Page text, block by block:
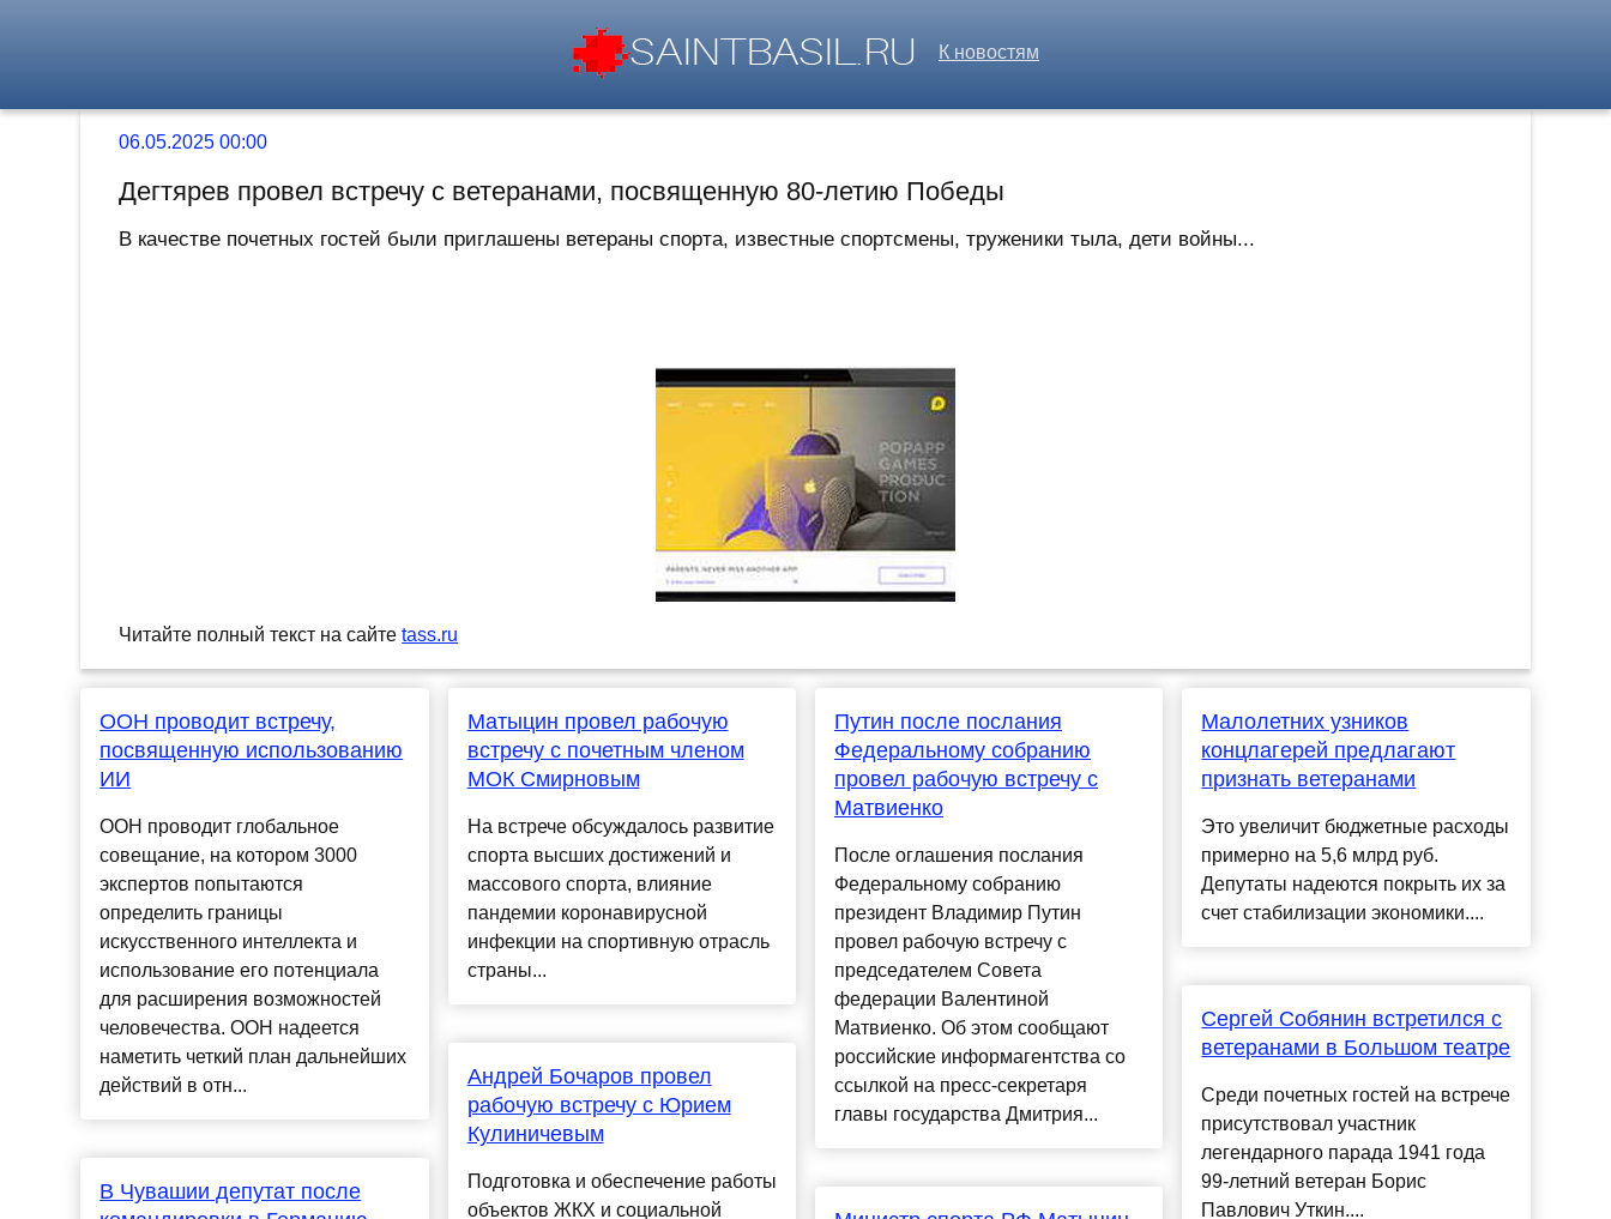
К новостям
06.05.2025 00:00
Дегтярев провел встречу с ветеранами, посвященную 80-летию Победы
В качестве почетных гостей были приглашены ветераны спорта, известные спортсмены, труженики тыла, дети войны...
Читайте полный текст на сайтеtass.ru
ООН проводит встречу,
посвященную использованию
ИИ
ООН проводит глобальное
совещание, на котором 3000
экспертов попытаются
определить границы
искусственного интеллекта и
использование его потенциала
для расширения возможностей
человечества. ООН надеется
наметить четкий план дальнейших
действий в отн...
В Чувашии депутат после
Матыцин провел рабочую
встречу с почетным членом
МОК Смирновым
На встрече обсуждалось развитие
спорта высших достижений и
массового спорта, влияние
пандемии коронавирусной
инфекции на спортивную отрасль
страны...
Андрей Бочаров провел
рабочую встречу с Юрием
Кулиничевым
Подготовка и обеспечение работы
объектов ЖКХ и социальной
Путин после послания
Федеральному собранию
провел рабочую встречу с
Матвиенко
После оглашения послания
Федеральному собранию
президент Владимир Путин
провел рабочую встречу с
председателем Совета
федерации Валентиной
Матвиенко. Об этом сообщают
российские информагентства со
ссылкой на пресс-секретаря
главы государства Дмитрия...
Малолетних узников
концлагерей предлагают
признать ветеранами
Это увеличит бюджетные расходы
примерно на 5,6 млрд руб.
Депутаты надеются покрыть их за
счет стабилизации экономики....
Сергей Собянин встретился с
ветеранами в Большом театре
Среди почетных гостей на встрече
присутствовал участник
легендарного парада 1941 года
99-летний ветеран Борис
Павлович Уткин....